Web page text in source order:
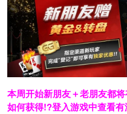
本周开始新朋友＋老朋友都
如何获得!?登入游戏中查看有